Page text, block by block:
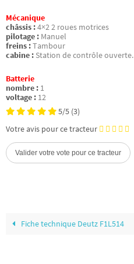
Mécanique
châssis :4×2 2 roues motrices
pilotage : Manuel
freins :Tambour
cabine : Station de contrôle ouverte.
Batterie
nombre : 1
voltage : 12
5/5 (3)
Votre avis pour ce tracteur
Fiche technique Deutz F1L514